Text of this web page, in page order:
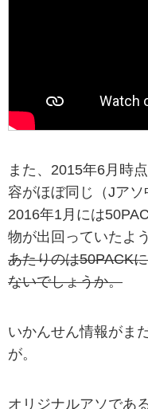
また、2015年6月時
容がほぼ同じ（Jアソ
2016年1月には
物が出回っていたよ
あたりのは50PACK
ないでしょうか。
いかんせん情報がま
が。
オリジナルアソであ